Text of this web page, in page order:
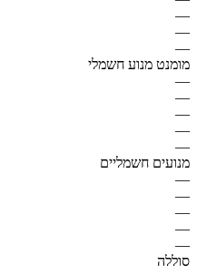
—
—
—
מומנט מנוע חשמלי
—
—
—
—
—
מנועים חשמליים
—
—
—
—
—
סוללה